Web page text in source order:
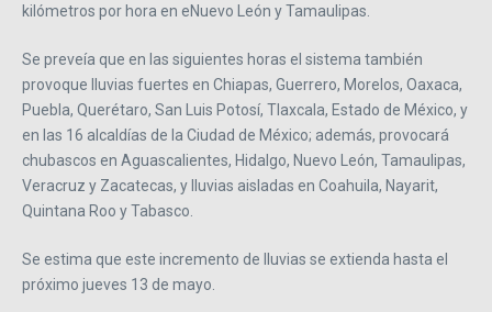
kilómetros por hora en eNuevo León y Tamaulipas.
Se preveía que en las siguientes horas el sistema también
provoque lluvias fuertes en Chiapas, Guerrero, Morelos, Oaxaca,
Puebla, Querétaro, San Luis Potosí, Tlaxcala, Estado de México, y
en las 16 alcaldías de la Ciudad de México; además, provocará
chubascos en Aguascalientes, Hidalgo, Nuevo León, Tamaulipas,
Veracruz y Zacatecas, y lluvias aisladas en Coahuila, Nayarit,
Quintana Roo y Tabasco.
Se estima que este incremento de lluvias se extienda hasta el
próximo jueves 13 de mayo.